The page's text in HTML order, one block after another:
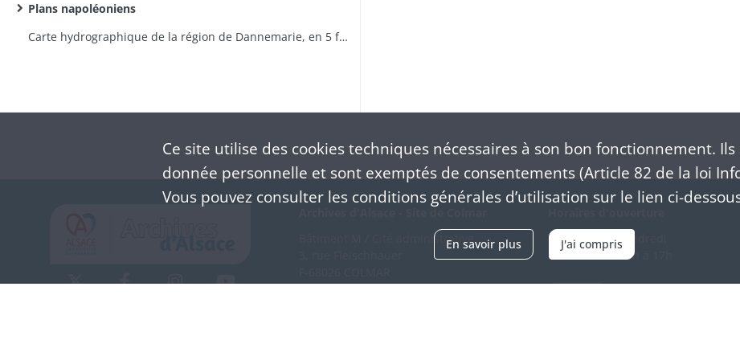
Plans napoléoniens
Carte hydrographique de la région de Dannemarie, en 5 feuilles
Bâtiment M / Cité administrative
(+33) 3 89 21 97 00
Du mardi au vendredi
en continu de 9h à 17h
Ce site utilise des cookiestechniques nécessaires à son bon fonctionnement.
donnée personnelle et sont exemptés de consentements (Article 82 de la loi
Vous pouvez consulter les conditions générales d’utilisation sur le lien ci-
En savoir plus J'ai compris